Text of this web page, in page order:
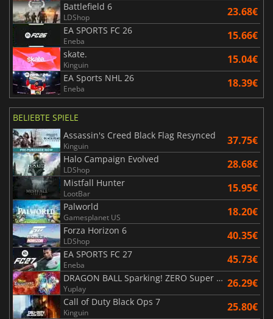
Battlefield 6
LDShop 23.68€
EA SPORTS FC 26
Eneba 15.66€
skate.
Kinguin 15.04€
EA Sports NHL 26
Eneba 18.39€
BELIEBTE SPIELE
Assassin's Creed Black Flag Resynced
Kinguin 37.75€
Halo Campaign Evolved
LDShop 28.68€
Mistfall Hunter
LootBar 15.95€
Palworld
Gamesplanet US 18.20€
Forza Horizon 6
LDShop 40.35€
EA SPORTS FC 27
Eneba 45.73€
DRAGON BALL Sparking! ZERO Super Limit Breaking NEO
Yuplay 26.29€
Call of Duty Black Ops 7
Kinguin 25.80€